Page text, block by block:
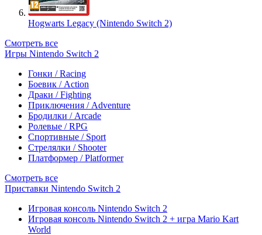
Hogwarts Legacy (Nintendo Switch 2)
Смотреть все
Игры Nintendo Switch 2
Гонки / Racing
Боевик / Action
Драки / Fighting
Приключения / Adventure
Бродилки / Arcade
Ролевые / RPG
Спортивные / Sport
Стрелялки / Shooter
Платформер / Platformer
Смотреть все
Приставки Nintendo Switch 2
Игровая консоль Nintendo Switch 2
Игровая консоль Nintendo Switch 2 + игра Mario Kart
World